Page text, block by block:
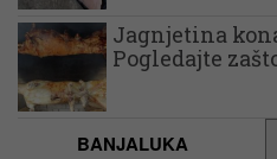
Jagnjetina
Pogledajte
BANJALUKA